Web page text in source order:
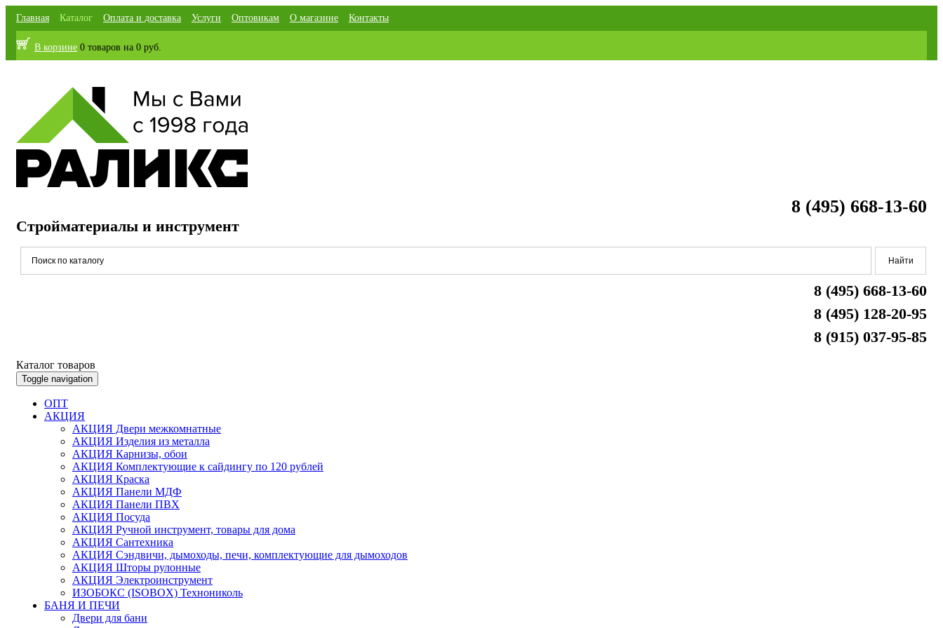
Главная Каталог Оплата и доставка Услуги Оптовикам О магазине Контакты
В корзине 0 товаров на 0 руб.
8 (495) 668-13-60
Стройматериалы и инструмент
8 (495) 668-13-60
8 (495) 128-20-95
8 (915) 037-95-85
Каталог товаров
Toggle navigation
ОПТ
АКЦИЯ
АКЦИЯ Двери межкомнатные
АКЦИЯ Изделия из металла
АКЦИЯ Карнизы, обои
АКЦИЯ Комплектующие к сайдингу по 120 рублей
АКЦИЯ Краска
АКЦИЯ Панели МДФ
АКЦИЯ Панели ПВХ
АКЦИЯ Посуда
АКЦИЯ Ручной инструмент, товары для дома
АКЦИЯ Сантехника
АКЦИЯ Сэндвичи, дымоходы, печи, комплектующие для дымоходов
АКЦИЯ Шторы рулонные
АКЦИЯ Электроинструмент
ИЗОБОКС (ISOBOX) Технониколь
БАНЯ И ПЕЧИ
Двери для бани